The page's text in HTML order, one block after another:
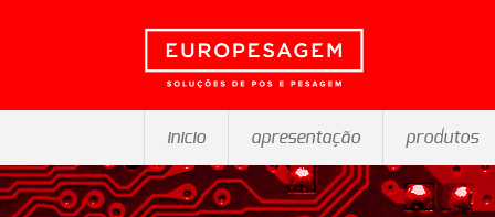
inicio apresentação produtos